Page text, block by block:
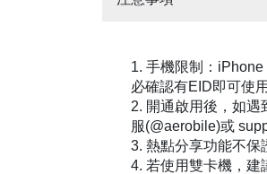
1. 手機限制：
必確認有EID即可使
2. 開通啟用後，如
服(@aerobile)或
3. 熱點分享功能不保
4. 若使用雙卡機，建